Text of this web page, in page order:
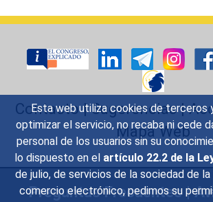
Esta web utiliza cookies de terceros
optimizar el servicio, no recaba ni cede
personal de los usuarios sin su
lo dispuesto en el artículo 22.2 de la
de julio, de servicios de la sociedad de
comercio electrónico, pedimos su
Contacto|Sugerencias|
Mapa Web
Preguntas Frecuentes|